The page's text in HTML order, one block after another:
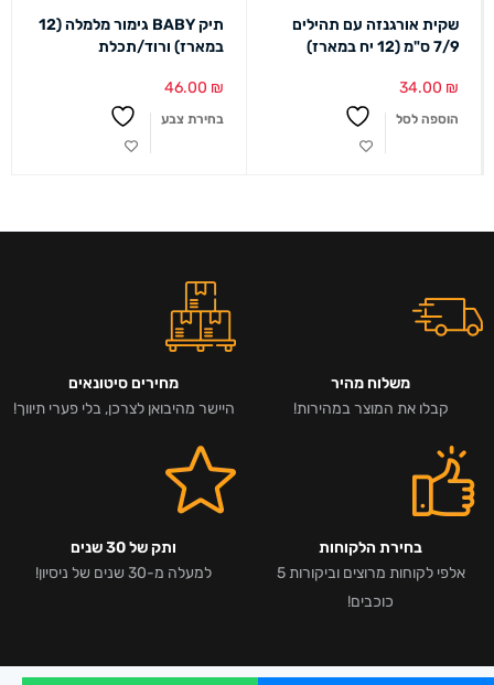
שקית אורגנזה עם תהילים
7/9 ס"מ (12 יח במארז)
34.00 ₪
הוספה לסל
תיק BABY גימור מלמלה (12
במארז) ורוד/תכלת
46.00 ₪
בחירת צבע
משלוח מהיר
קבלו את המוצר במהירות!
מחירים סיטונאים
היישר מהיבואן לצרכן, בלי פערי תיווך!
בחירת הלקוחות
אלפי לקוחות מרוצים וביקורות 5
כוכבים!
ותק של 30 שנים
למעלה מ-30 שנים של ניסיון!